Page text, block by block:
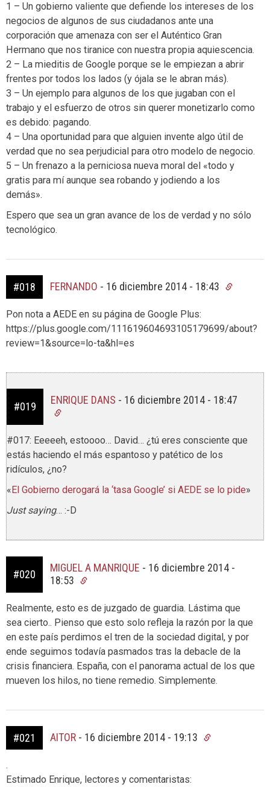
1 – Un gobierno valiente que defiende los intereses de los
negocios de algunos de sus ciudadanos ante una
corporación que amenaza con ser el Auténtico Gran
Hermano que nos tiranice con nuestra propia aquiescencia.
2 – La mieditis de Google porque se le empiezan a abrir
frentes por todos los lados (y ójala se le abran más).
3 – Un ejemplo para algunos de los que jugaban con el
trabajo y el esfuerzo de otros sin querer monetizarlo como
es debido: pagando.
4 – Una oportunidad para que alguien invente algo útil de
verdad que no sea perjudicial para otro modelo de negocio.
5 – Un frenazo a la perniciosa nueva moral del «todo y
gratis para mí aunque sea robando y jodiendo a los
demás».
Espero que sea un gran avance de los de verdad y no sólo
tecnológico.
#018 FERNANDO - 16 diciembre 2014 - 18:43
Pon nota a AEDE en su página de Google Plus:
https://plus.google.com/111619604693105179699/about?
review=1&source=lo-ta&hl=es
#019
ENRIQUE DANS - 16 diciembre 2014 - 18:47
#017: Eeeeeh, estoooo… David… ¿tú eres consciente que
estás haciendo el más espantoso y patético de los
ridículos, ¿no?
«El Gobierno derogará la ‘tasa Google’ si AEDE se lo pide»
Just saying… :-D
#020
MIGUEL A MANRIQUE - 16 diciembre 2014 -
18:53
Realmente, esto es de juzgado de guardia. Lástima que
sea cierto.. Pienso que esto solo refleja la razón por la que
en este país perdimos el tren de la sociedad digital, y por
ende seguimos todavía pasmados tras la debacle de la
crisis financiera. España, con el panorama actual de los que
mueven los hilos, no tiene remedio. Simplemente.
#021 AITOR - 16 diciembre 2014 - 19:13
.
Estimado Enrique, lectores y comentaristas: